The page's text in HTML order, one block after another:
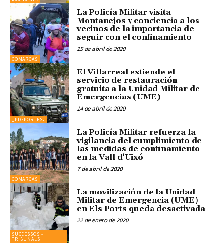
COMARCAS
La Policía Militar visita
Montanejos y conciencia a los
vecinos de la importancia de
seguir con el confinamiento
15 de abril de 2020
_PDEPORTES2
El Villarreal extiende el
servicio de restauración
gratuita a la Unidad Militar de
Emergencias (UME)
14 de abril de 2020
COMARCAS
La Policía Militar refuerza la
vigilancia del cumplimiento de
las medidas de confinamiento
en la Vall d'Uixó
7 de abril de 2020
SUCCESSOS -
TRIBUNALS
La movilización de la Unidad
Militar de Emergencia (UME)
en Els Ports queda desactivada
22 de enero de 2020